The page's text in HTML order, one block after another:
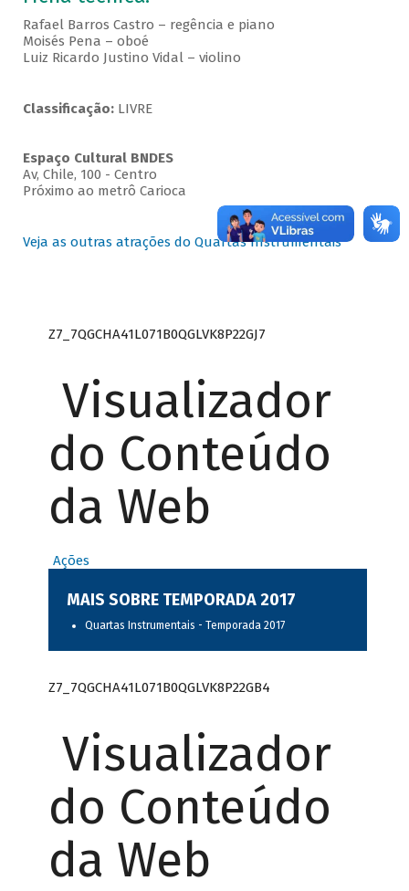
Rafael Barros Castro – regência e piano
Moisés Pena – oboé
Luiz Ricardo Justino Vidal – violino
Classificação:LIVRE
Espaço Cultural BNDES
Av, Chile, 100 - Centro
Próximo ao metrô Carioca
Veja as outras atrações do Quartas Instrumentais
Z7_7QGCHA41L071B0QGLVK8P22GJ7
Visualizador
do Conteúdo
da Web
Ações
MAIS SOBRE TEMPORADA 2017
Quartas Instrumentais - Temporada 2017
Z7_7QGCHA41L071B0QGLVK8P22GB4
Visualizador
do Conteúdo
da Web